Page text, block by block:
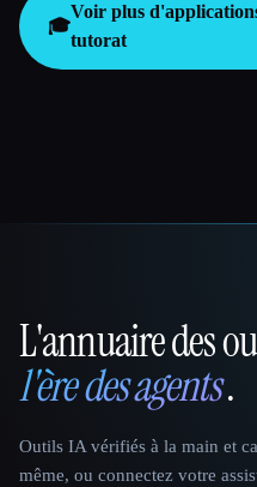
🎓
Voir plus
tutorat
That AI Collection
L'annuaire des
l'ère des agents.
Outils IA vérifiés à la main et
même, ou connectez votre